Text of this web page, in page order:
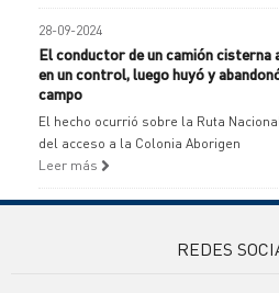
28-09-2024
El conductor de un camión
en un control, luego huyó y
campo
El hecho ocurrió sobre la Ruta
del acceso a la Colonia Aborigen
Leer más
REDES